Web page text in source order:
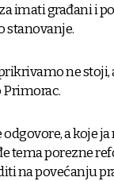
imati građani i
stanovanje.
ne
Primorac.
a koje
tema porezne
na povećanju